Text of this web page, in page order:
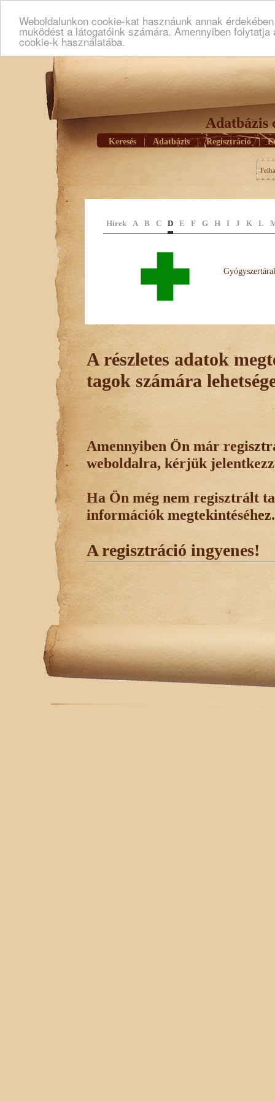
Weboldalunkon cookie-kat hasznáunk annak
muködést a látogatóink számára. Amennyiben
cookie-k használatába.
Adatbázis
Keresés Adatbázis | Regisztráció |
Hírek A B C D E F G H I J K L
A részletes adatok
tagok számára
Amennyiben Ön már
weboldalra, kérjük
Ha Ön még nem regisztrált
információk megtekintéséhez.
A regisztráció ingyenes!